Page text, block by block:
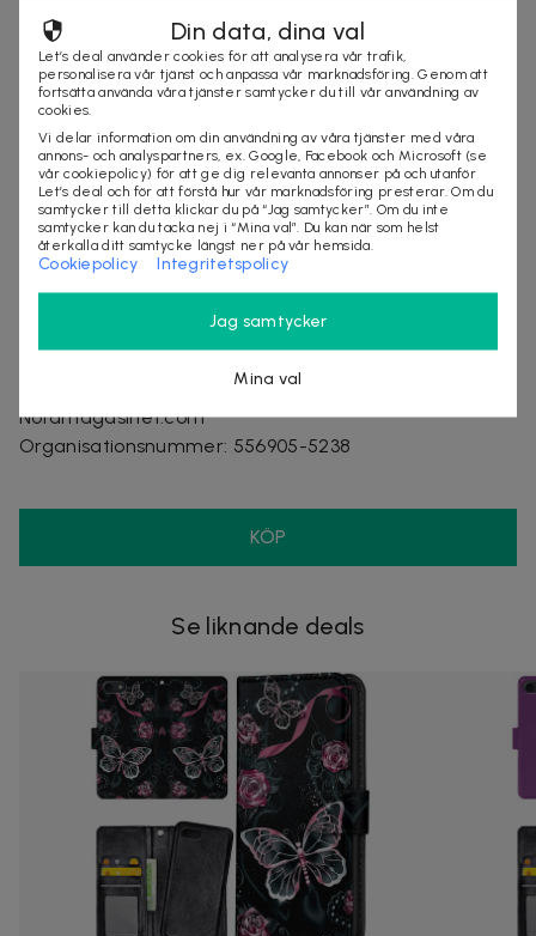
Material: Mjukplast, konstläder, magnet
Vikt med förpackning: 150 g
Användning: Plånboksfodral med mobilskydd och
kortförvaring
Ursprungsland: Sverige
Garanti: Standardgaranti för fabrikationsfel
Ingår i paketet:
1 st plånboksfodral med magnetskal
Leveranstid: 1-3 arbetsdagar
Nordmagasinet.com
Organisationsnummer: 556905-5238
KÖP
Se liknande deals
Din data, dina val
Let’s deal använder cookies för att analysera vår trafik,
personalisera vår tjänst och anpassa vår marknadsföring. Genom att
fortsätta använda våra tjänster samtycker du till vår användning av
cookies.
Vi delar information om din användning av våra tjänster med våra
annons- och analyspartners, ex. Google, Facebook och Microsoft (se
vår cookiepolicy) för att ge dig relevanta annonser på och utanför
Let’s deal och för att förstå hur vår marknadsföring presterar. Om du
samtycker till detta klickar du på “Jag samtycker”. Om du inte
samtycker kan du tacka nej i “Mina val”. Du kan när som helst
återkalla ditt samtycke längst ner på vår hemsida.
Cookiepolicy Integritetspolicy
Jag samtycker
Mina val